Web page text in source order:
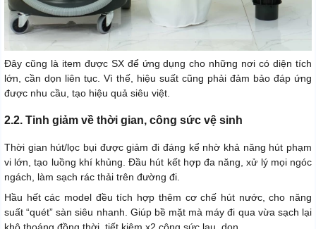
Đây cũng là item được SX để ứng dụng cho những nơi có diện tích
lớn, cần dọn liên tục. Vì thế, hiệu suất cũng phải đảm bảo đáp ứng
được nhu cầu, tạo hiệu quả siêu việt.
2.2. Tinh giảm về thời gian, công sức vệ sinh
Thời gian hút/lọc bụi được giảm đi đáng kể nhờ khả năng hút phạm
vi lớn, tạo luồng khí khủng. Đầu hút kết hợp đa năng, xử lý mọi ngóc
ngách, làm sạch rác thải trên đường đi.
Hầu hết các model đều tích hợp thêm cơ chế hút nước, cho năng
suất “quét” sàn siêu nhanh. Giúp bề mặt mà máy đi qua vừa sạch lại